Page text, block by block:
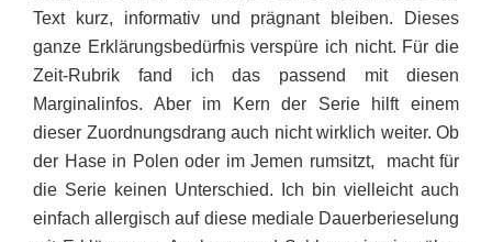
Text kurz, informativ und prägnant bleiben. Dieses
ganze Erklä­rungs­bedürfnis verspüre ich nicht. Für die
Zeit-Rubrik fand ich das passend mit diesen
Marginalinfos. Aber im Kern der Serie hilft einem
dieser Zuordnungsdrang auch nicht wirklich weiter. Ob
der Hase in Polen oder im Jemen rumsitzt, macht für
die Serie keinen Unter­schied. Ich bin vielleicht auch
einfach allergisch auf diese mediale Dauerbe­rieselung